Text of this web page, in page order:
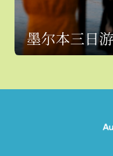
墨尔本三日游